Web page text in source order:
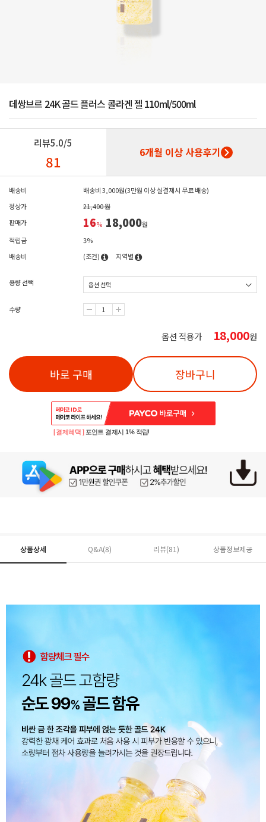
데쌍브르 24K 골드 플러스 콜라겐 젤 110ml/500ml
리뷰5.0/5
81 6개월 이상 사용후기
배송비
배송비 3,000원(3만원 이상 실결제시 무료 배송)
정상가
21,400 원
판매가
16% 18,000원
적립금
3%
배송비
(조건) 지역별
용량 선택
수량
옵션 적용가 18,000원
바로 구매 장바구니
페이코 ID로 페
PAYCO 바로구매
[ 결제혜택 ] 포인트 결제시 1% 적립!
상품상세 Q&A(8) 리뷰(81) 상품정보제공